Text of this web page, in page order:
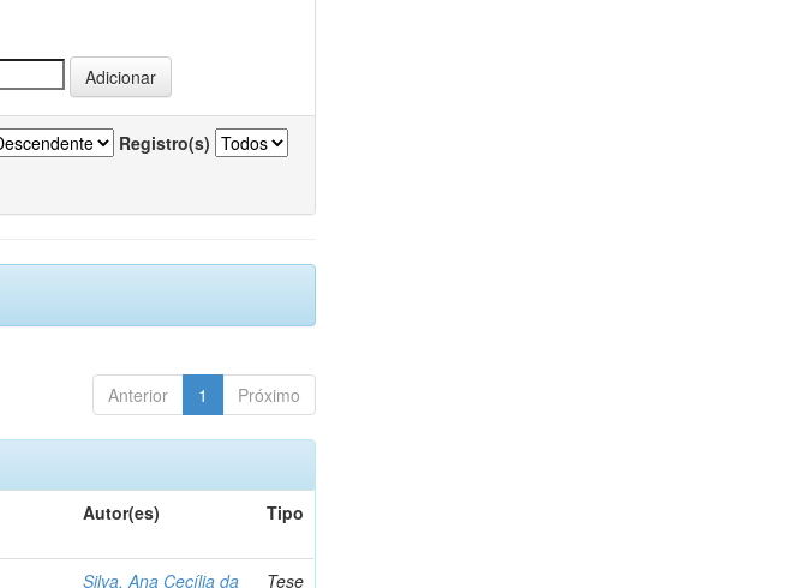
Registro(s)
Anterior 1 Próximo
Autor(es) Tipo
Silva, Ana Cecília da Tese